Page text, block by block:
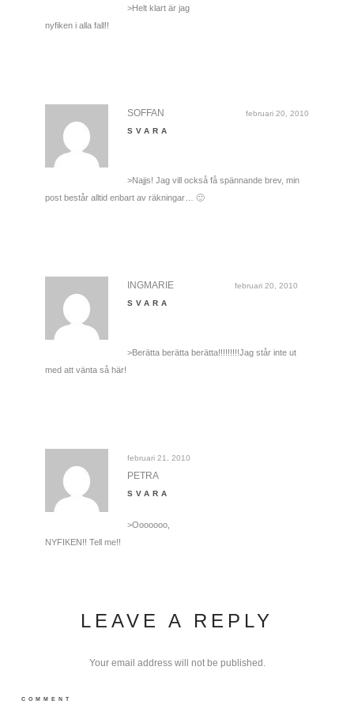
>Helt klart är jag
nyfiken i alla fall!!
februari 20, 2010
SOFFAN
SVARA
>Najjs! Jag vill också få spännande brev, min
post består alltid enbart av räkningar… 🙂
februari 20, 2010
INGMARIE
SVARA
>Berätta berätta berätta!!!!!!!!!Jag står inte ut
med att vänta så här!
februari 21, 2010
PETRA
SVARA
>Ooooooo,
NYFIKEN!! Tell me!!
LEAVE A REPLY
Your email address will not be published.
COMMENT